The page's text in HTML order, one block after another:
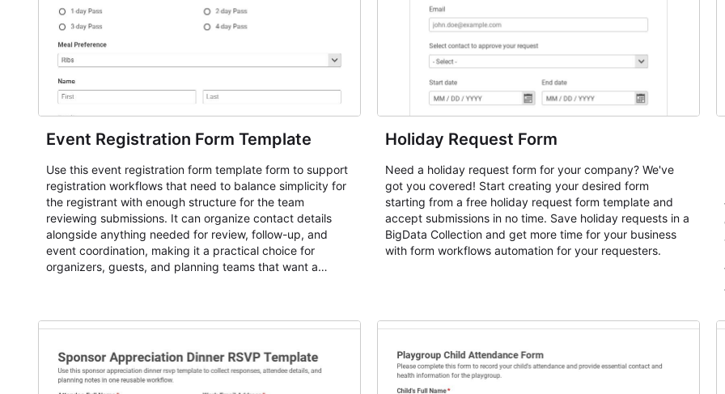
Event Registration Form Template
Use this event registration form template form to support
registration workflows that need to balance simplicity for
the registrant with enough structure for the team
reviewing submissions. It can organize contact details
alongside anything needed for review, follow-up, and
event coordination, making it a practical choice for
organizers, guests, and planning teams that want a
student enrollment, volunteer registration, business event
responses standardized so organizers can evaluate
submissions, manage next steps, and maintain cleaner
Holiday Request Form
Need a holiday request form for your company? We've
got you covered! Start creating your desired form
starting from a free holiday request form template and
accept submissions in no time. Save holiday requests in a
BigData Collection and get more time for your business
with form workflows automation for your requesters.